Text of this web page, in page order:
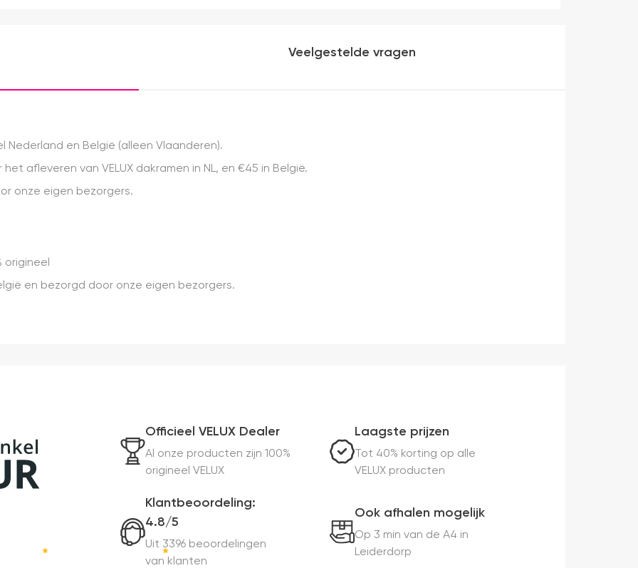
Veelgestelde vragen
Nederland en België (alleen Vlaanderen).
afleveren van VELUX dakramen in NL, en €45 in België.
onze eigen bezorgers.
origineel
en bezorgd door onze eigen bezorgers.
Officieel VELUX Dealer
Al onze producten zijn 100%
origineel VELUX
Laagste prijzen
Tot 40% korting op alle
VELUX producten
Klantbeoordeling:
4.8/5
Uit 3396 beoordelingen
van klanten
Ook afhalen mogelijk
Op 3 min van de A4 in
Leiderdorp